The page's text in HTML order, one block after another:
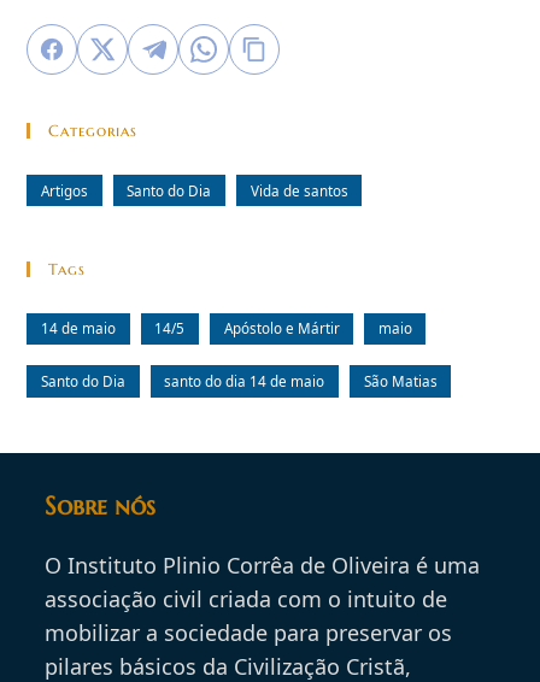
Categorias
Artigos Santo do Dia Vida de santos
Tags
14 de maio 14/5 Apóstolo e Mártir maio
Santo do Dia santo do dia 14 de maio São Matias
Sobre nós
O Instituto Plinio Corrêa de Oliveira é uma
associação civil criada com o intuito de
mobilizar a sociedade para preservar os
pilares básicos da Civilização Cristã,